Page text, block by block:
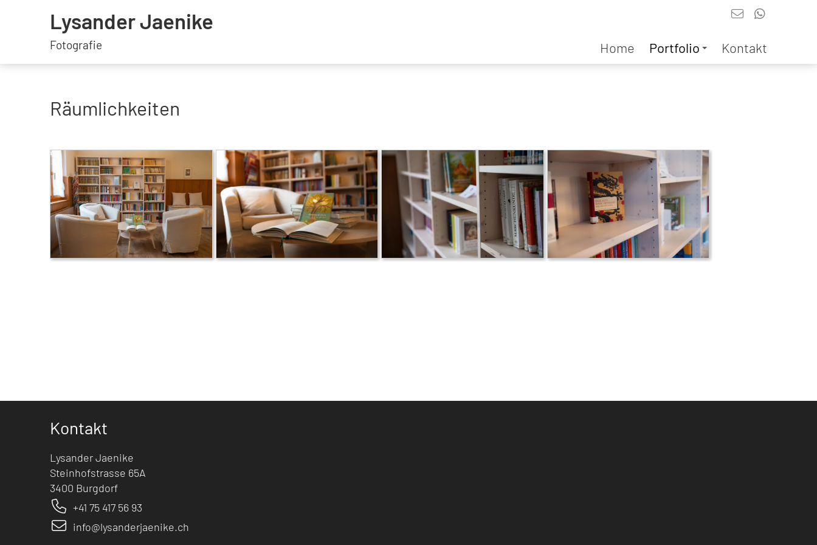
Lysander Jaenike
Fotografie Home Portfolio Kontakt
Räumlichkeiten
Kontakt
Lysander Jaenike
Steinhofstrasse 65A
3400 Burgdorf
+41 75 417 56 93
info@lysanderjaenike.ch